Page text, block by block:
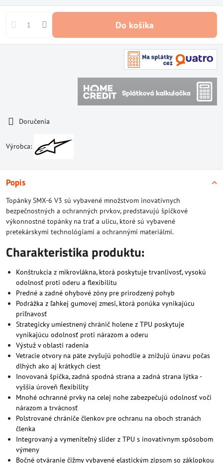
Do košíka
Doručenia
Výrobca:
Popis
Topánky SMX-6 V3 sú vybavené množstvom inovatívnych
bezpečnostných a ochranných prvkov, predstavujú špičkové
výkonnostné topánky na trať a ulicu, ktoré sú vybavené
pretekárskymi technológiami a ochrannými materiálmi.
Charakteristika produktu:
Konštrukcia z mikrovlákna, ktorá poskytuje trvanlivosť, vysokú
odolnosť proti oderu a flexibilitu
Predné a zadné ohybové zóny pre prirodzený pohyb
Podrážka z ľahkej gumovej zmesi, ktorá ponúka vynikajúcu
priľnavosť
Strategicky umiestnený chránič holene z TPU poskytuje
vynikajúcu odolnosť proti nárazom a oderu
Výstuž v oblasti radenia
Vetracie otvory na päte zvyšujú pohodlie a znižujú únavu počas
dlhých ako aj krátkych ciest
Inovovaná špička, zadná spodná strana a zadná strana lýtka -
vyššia úroveň flexibility
Mnohé ochranné prvky na celej nohe zabezpečujú odolnosť voči
nárazom a trvácnosť
Polstrované chrániče členkov pre ochranu na oboch stranách
členka
Integrovaný a vymeniteľný slider z TPU s inovatívnym spôsobom
výmeny
Bočné otváranie čižmy vybavené elastickým zipsom so záklopkou